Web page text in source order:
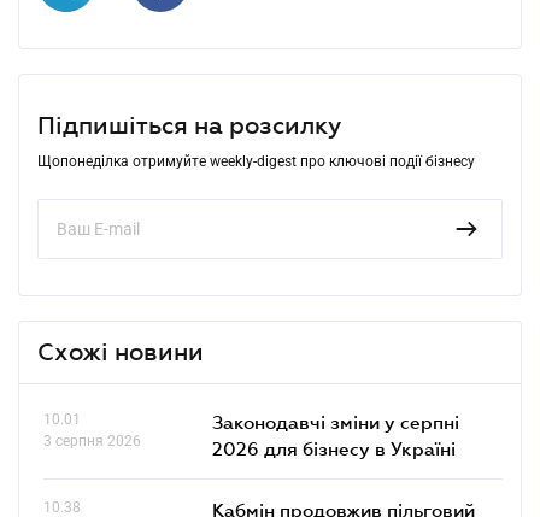
Підпишіться на розсилку
Щопонеділка отримуйте weekly-digest про ключові події бізнесу
Схожі новини
10.01
3 серпня 2026
Законодавчі зміни у серпні
2026 для бізнесу в Україні
10.38
Кабмін продовжив пільговий